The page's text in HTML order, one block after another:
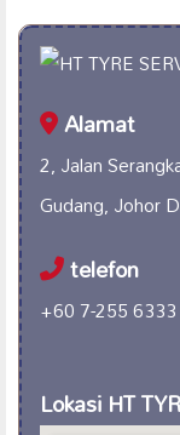
Alamat
2, Jalan
Gudang, Johor
telefon
+60 7-255 6333
Lokasi HT